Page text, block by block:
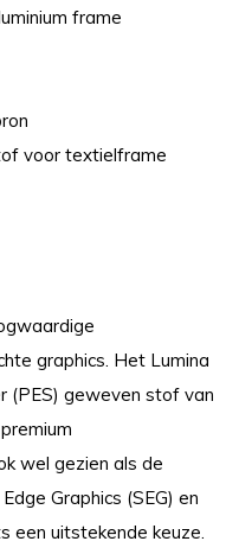
frame
voor textielframe
graphics. Het Lumina
(PES) geweven stof van
wel gezien als de
Graphics (SEG) en
een uitstekende keuze.